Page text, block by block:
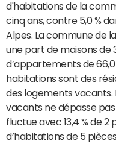
d'habitations de la
cinq ans, contre 5,0 %
Alpes. La commune de
une part de maisons de
d’appartements de 66,0
habitations sont des
des logements vacants.
vacants ne dépasse pas
fluctue avec 13,4 % de 2
d’habitations de 5